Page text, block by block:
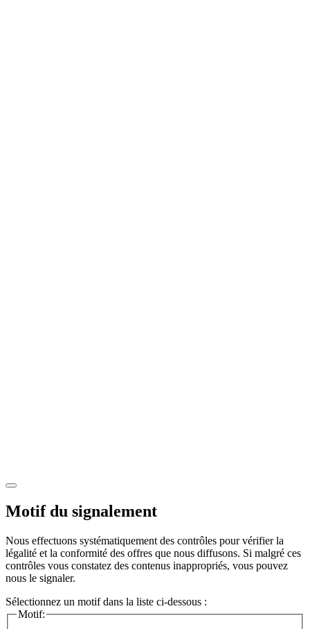
Motif du signalement
Nous effectuons systématiquement des contrôles pour vérifier la
légalité et la conformité des offres que nous diffusons. Si malgré ces
contrôles vous constatez des contenus inappropriés, vous pouvez
nous le signaler.
Sélectionnez un motif dans la liste ci-dessous :
Motif: